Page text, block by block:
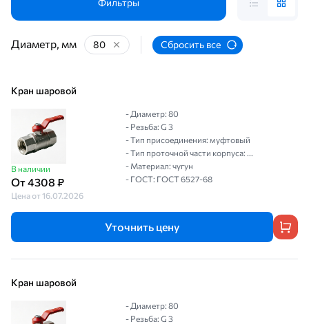
Фильтры
Диаметр, мм 80 Сбросить все
Кран шаровой
В наличии
От 4308 ₽
Цена от 16.07.2026
- Диаметр: 80
- Резьба: G 3
- Тип присоединения: муфтовый
- Тип проточной части корпуса: ...
- Материал: чугун
- ГОСТ: ГОСТ 6527-68
Уточнить цену
Кран шаровой
- Диаметр: 80
- Резьба: G 3